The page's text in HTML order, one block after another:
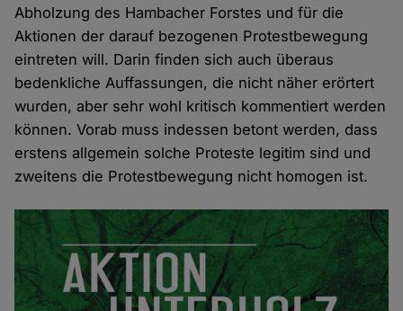
Abholzung des Hambacher Forstes und für die
Aktionen der darauf bezogenen Protestbewegung
eintreten will. Darin finden sich auch überaus
bedenkliche Auffassungen, die nicht näher erörtert
wurden, aber sehr wohl kritisch kommentiert werden
können. Vorab muss indessen betont werden, dass
erstens allgemein solche Proteste legitim sind und
zweitens die Protestbewegung nicht homogen ist.